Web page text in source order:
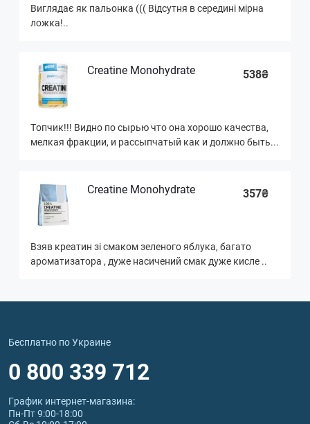
Виглядає як пальонка ((( Відсутня в середині мірна
ложка!..
Creatine Monohydrate 538₴
Топчик!!! Видно по сырью что она хорошо качества,
мелкая фракции, и рассыпчатый как и должно быть...
Creatine Monohydrate 357₴
Взяв креатин зі смаком зеленого яблука, багато
ароматизатора , дуже насичений смак дуже кисле ..
Бесплатно по Украине
0 800 339 712
График интернет‑магазина:
Пн-Пт 9:00-18:00